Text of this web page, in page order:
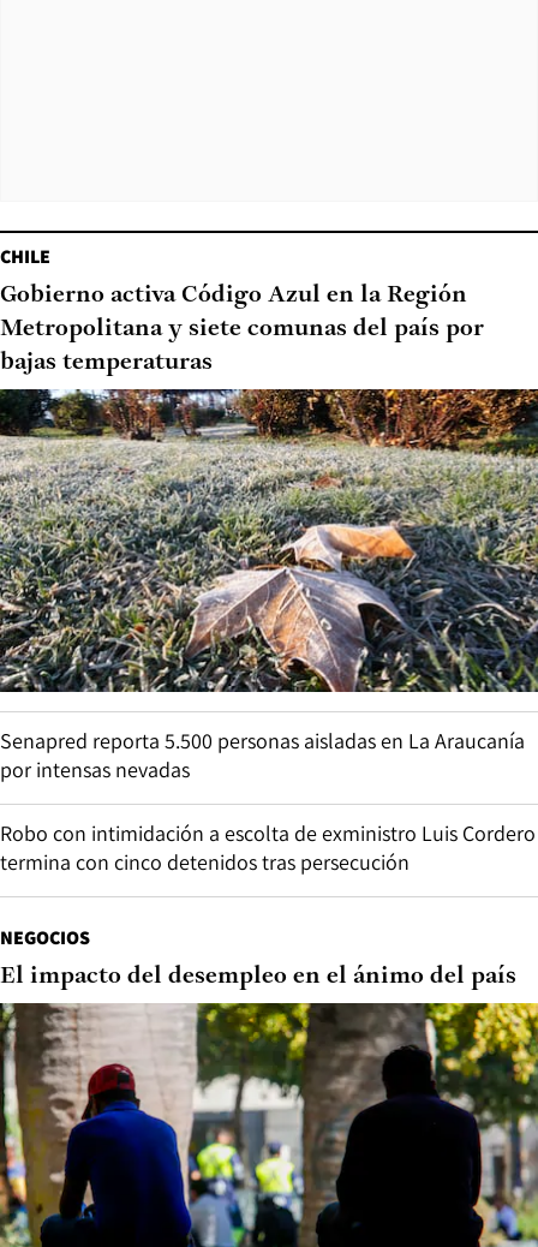
CHILE
Gobierno activa Código Azul en la Región
Metropolitana y siete comunas del país por
bajas temperaturas
Senapred reporta 5.500 personas aisladas en La Araucanía
por intensas nevadas
Robo con intimidación a escolta de exministro Luis Cordero
termina con cinco detenidos tras persecución
NEGOCIOS
El impacto del desempleo en el ánimo del país